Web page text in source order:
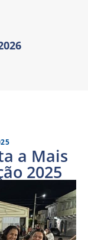
a Mais
2025